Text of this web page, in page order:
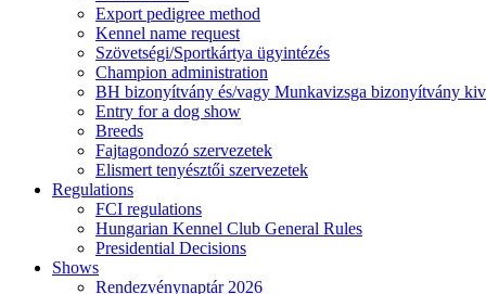
Export pedigree method
Kennel name request
Szövetségi/Sportkártya ügyintézés
Champion administration
BH bizonyítvány és/vagy Munkavizsga bizonyítvány
Entry for a dog show
Breeds
Fajtagondozó szervezetek
Elismert tenyésztői szervezetek
Regulations
FCI regulations
Hungarian Kennel Club General Rules
Presidential Decisions
Shows
Rendezvénynaptár 2026